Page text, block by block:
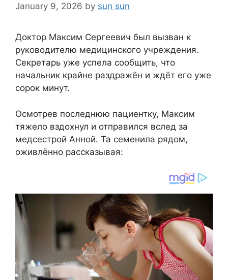
January 9, 2026 by sun sun
Доктор Максим Сергеевич был вызван к
руководителю медицинского учреждения.
Секретарь уже успела сообщить, что
начальник крайне раздражён и ждёт его уже
сорок минут.
Осмотрев последнюю пациентку, Максим
тяжело вздохнул и отправился вслед за
медсестрой Анной. Та семенила рядом,
оживлённо рассказывая: